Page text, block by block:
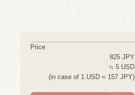
Price
825 JPY
≒ 5 USD
(in case of 1 USD = 157 JPY)